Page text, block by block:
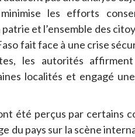
les efforts
et l’ensemble des
fait face à une crise
les autorités
localités et engagé
été perçus par certains
du pays sur la scène